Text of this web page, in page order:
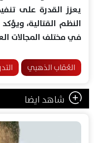
يعزز القدرة على
النظم القتالية،
في مختلف المجالات
العُقاب الذهبي
شاهد ايضا